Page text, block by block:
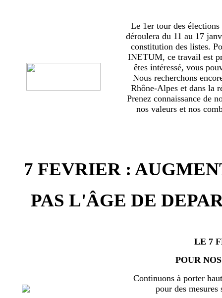
Le 1er tour des
déroulera du 11 au 17
constitution des listes.
INETUM, ce travail est
êtes intéressé, vous
Nous recherchons
Rhône-Alpes et dans la
Prenez connaissance de
nos valeurs et nos
7 FEVRIER :
PAS L'ÂGE DE
LE 7
POUR
Continuons à porter
pour des